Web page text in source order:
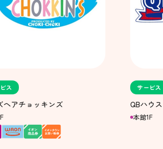
ス
ヘアチョッキンズ
サービス
QBハウス
本館1F